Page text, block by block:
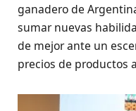
ganadero de
sumar nuevas
de mejor ante un
precios de productos